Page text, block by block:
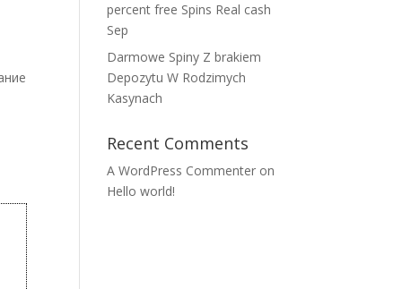
percent free Spins Real cash
Sep
Darmowe Spiny Z brakiem
Depozytu W Rodzimych
Kasynach
Recent Comments
A WordPress Commenter on
Hello world!